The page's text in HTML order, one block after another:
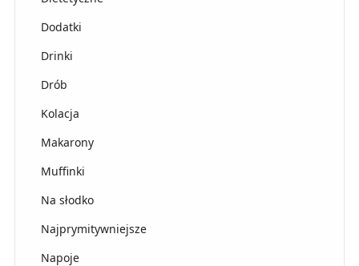
Dodatki
Drinki
Drób
Kolacja
Makarony
Muffinki
Na słodko
Najprymitywniejsze
Napoje